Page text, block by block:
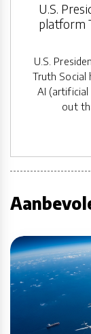
U.S.
platform
U.S.
Truth Social
AI (artificial
out